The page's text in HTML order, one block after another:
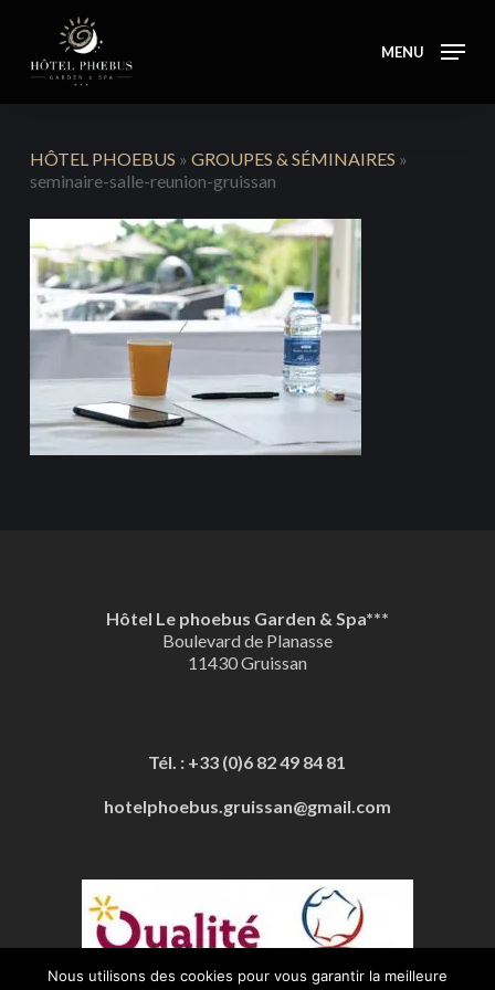
content
MENU
HÔTEL PHOEBUS » GROUPES & SÉMINAIRES »
seminaire-salle-reunion-gruissan
Hôtel Le phoebus Garden & Spa***
Boulevard de Planasse
11430 Gruissan
Tél. : +33 (0)6 82 49 84 81
hotelphoebus.gruissan@gmail.com
Nous utilisons des cookies pour vous garantir la meilleure